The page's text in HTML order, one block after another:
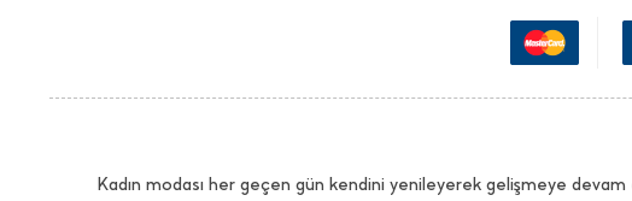
Kadın modası her geçen gün kendini yenileyerek gelişmeye